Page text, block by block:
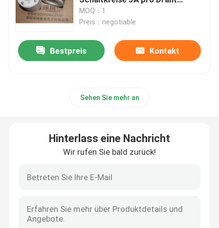
Signal-Schleifringe
Durch Lochschleifring
Faser-Optikdrehgelenk
Hohe gegenwärtige Schleifringe
Quecksilberschleifring
übertragen
MOQ：1
Preis：negotiable
Bestpreis Kontakt
Sehen Sie mehr an
Hinterlass eine Nachricht
Wir rufen Sie bald zurück!